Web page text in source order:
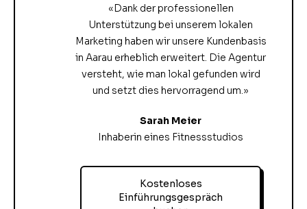
«Dank der professionellen
Unterstützung bei unserem lokalen
Marketing haben wir unsere Kundenbasis
in Aarau erheblich erweitert. Die Agentur
versteht, wie man lokal gefunden wird
und setzt dies hervorragend um.»
Sarah Meier
Inhaberin eines Fitnessstudios
Kostenloses
Einführungsgespräch